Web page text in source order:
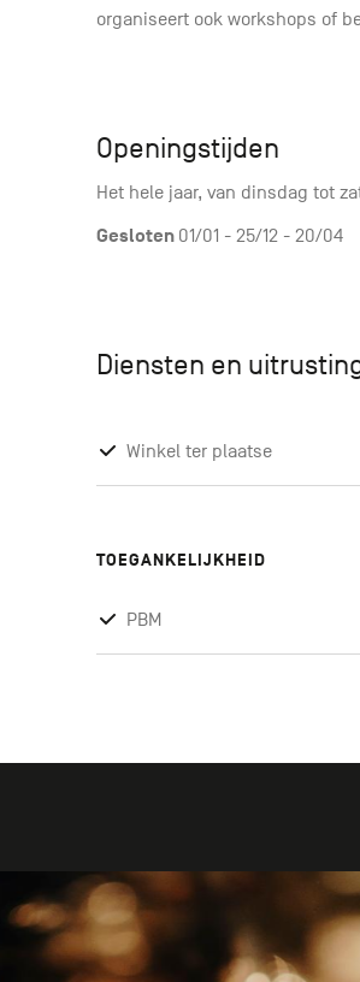
organiseert ook workshops of
Openingstijden
Het hele jaar, van dinsdag tot
Gesloten 01/01 - 25/12 - 20/04
Diensten en
Winkel ter plaatse
TOEGANKELIJKHEID
PBM